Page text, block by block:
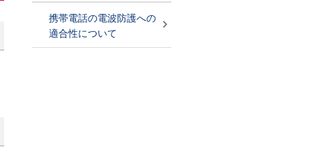
携帯電話の電波防護への
適合性について